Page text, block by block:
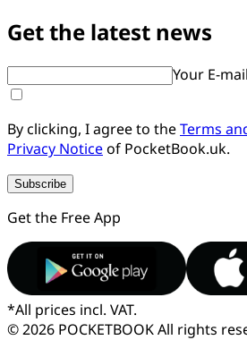
Get the latest news
Your E-
By clicking, I agree to theTerms
Privacy Noticeof PocketBook.uk.
Subscribe
Get the Free App
*All prices incl. VAT.
© 2026 POCKETBOOKAll rights